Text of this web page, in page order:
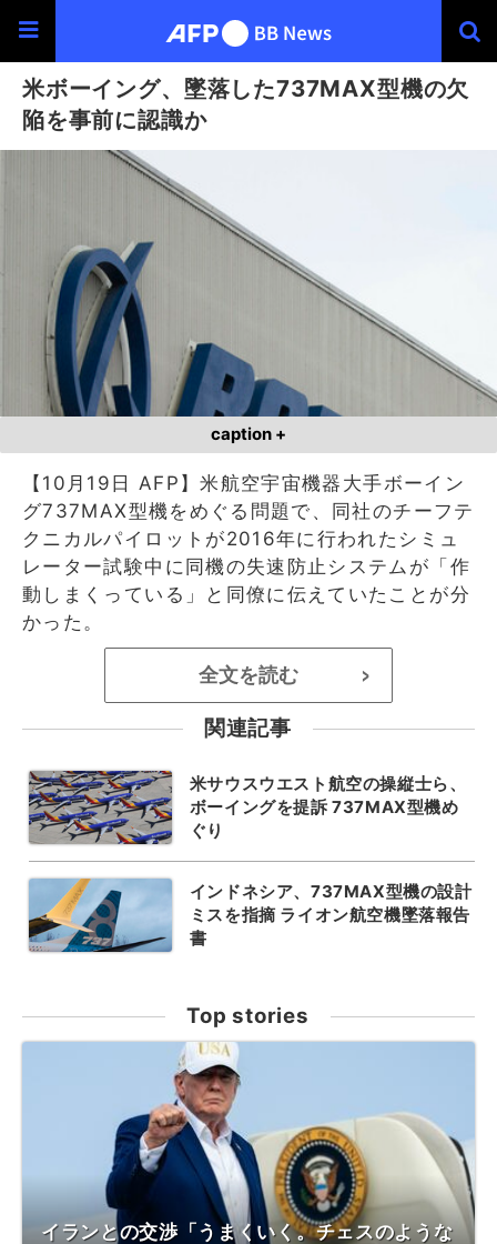
米ボーイング、墜落した737MAX型機の欠
陥を事前に認識か
caption +
【10月19日 AFP】米航空宇宙機器大手ボーイン
グ737MAX型機をめぐる問題で、同社のチーフテ
クニカルパイロットが2016年に行われたシミュ
レーター試験中に同機の失速防止システムが「作
動しまくっている」と同僚に伝えていたことが分
かった。
全文を読む >
関連記事
米サウスウエスト航空の操縦士ら、
ボーイングを提訴 737MAX型機め
ぐり
インドネシア、737MAX型機の設計
ミスを指摘 ライオン航空機墜落報告
書
Top stories
イランとの交渉「うまくいく。チェスのような